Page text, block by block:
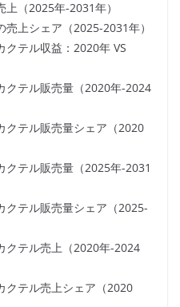
上（2025年-2031年）
売上シェア（2025-2031年）
クテル収益：2020年 VS
クテル販売量（2020年-2024
クテル販売量シェア（2020
クテル販売量（2025年-2031
クテル販売量シェア（2025-
クテル売上（2020年-2024
クテル売上シェア（2020